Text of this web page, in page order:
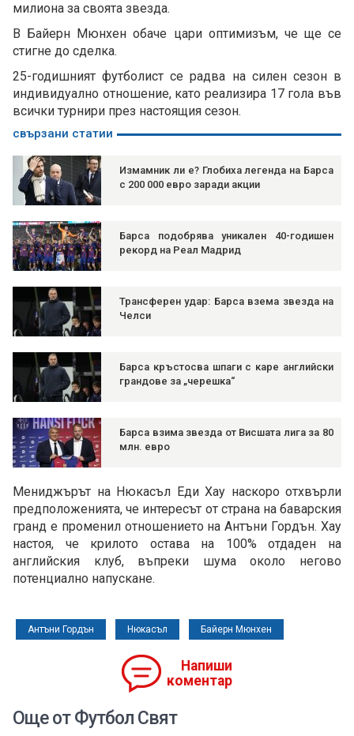
милиона за своята звезда.
В Байерн Мюнхен обаче цари оптимизъм, че ще се
стигне до сделка.
25-годишният футболист се радва на силен сезон в
индивидуално отношение, като реализира 17 гола във
всички турнири през настоящия сезон.
свързани статии
Измамник ли е? Глобиха легенда на Барса
с 200 000 евро заради акции
Барса подобрява уникален 40-годишен
рекорд на Реал Мадрид
Трансферен удар: Барса взема звезда на
Челси
Барса кръстосва шпаги с каре английски
грандове за „черешка“
Барса взима звезда от Висшата лига за 80
млн. евро
Мениджърът на Нюкасъл Еди Хау наскоро отхвърли
предположенията, че интересът от страна на баварския
гранд е променил отношението на Антъни Гордън. Хау
настоя, че крилото остава на 100% отдаден на
английския клуб, въпреки шума около негово
потенциално напускане.
Антъни Гордън Нюкасъл Байерн Мюнхен
Напиши
коментар
Още от Футбол Свят